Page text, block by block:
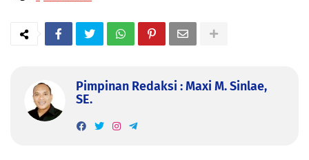
Pimpinan Redaksi : Maxi M. Sinlae,
SE.